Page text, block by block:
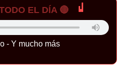
EL DÍA 🔴
- Y mucho más